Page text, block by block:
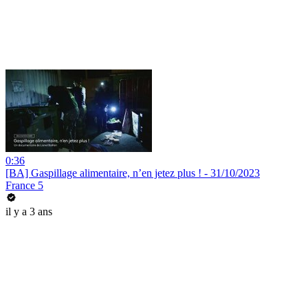
0:36
[BA] Gaspillage alimentaire, n’en jetez plus ! - 31/10/2023
France 5
il y a 3 ans